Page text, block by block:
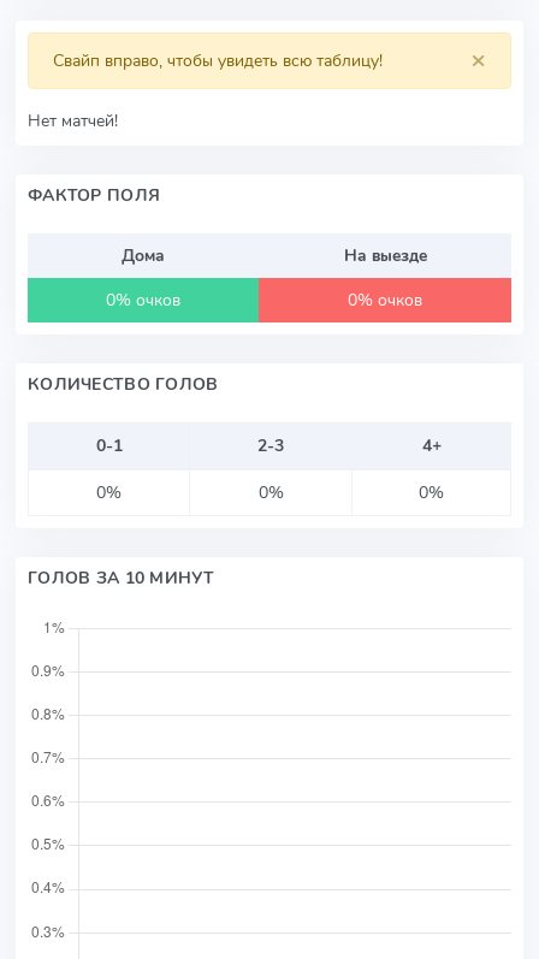
×
Свайп вправо, чтобы увидеть всю таблицу!
Нет матчей!
ФАКТОР ПОЛЯ
Дома
На выезде
0% очков
0% очков
КОЛИЧЕСТВО ГОЛОВ
0-1 2-3
4+
0%
0% 0%
ГОЛОВ ЗА 10 МИНУТ